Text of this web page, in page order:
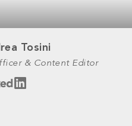
Tosini
& Content Editor